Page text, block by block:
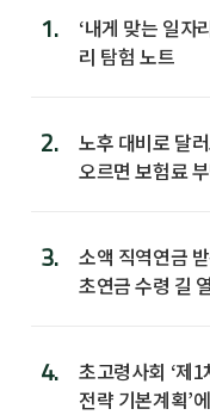
1.
‘내게 맞는 일자
리 탐험 노트
2.
노후 대비로 달
오르면 보험료
3.
소액 직역연금
초연금 수령 길
4.
초고령사회 ‘제
전략 기본계획’